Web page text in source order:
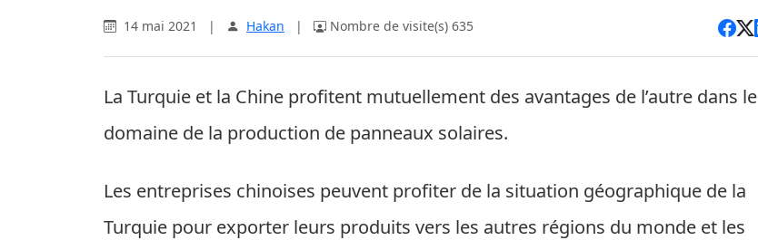
14 mai 2021 | Hakan | Nombre de visite(s) 635
La Turquie et la Chine profitent mutuellement des avantages de l’autre dans le
domaine de la production de panneaux solaires.
Les entreprises chinoises peuvent profiter de la situation géographique de la
Turquie pour exporter leurs produits vers les autres régions du monde et les